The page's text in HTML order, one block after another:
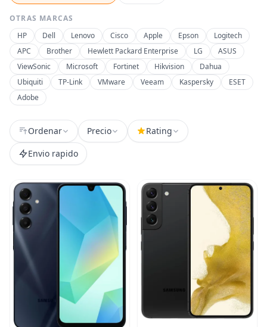
OTRAS MARCAS
HP
Dell Lenovo Cisco Apple Epson
Logitech
APC
Brother Hewlett Packard Enterprise LG
ASUS
ViewSonic
Microsoft Fortinet Hikvision
Dahua
Ubiquiti
TP-Link VMware Veeam Kaspersky
ESET
Adobe
Ordenar Precio
Rating
Envio rapido